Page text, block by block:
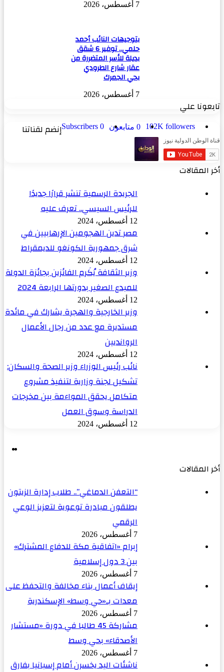
7 أغسطس، 2026
بتوجيهات النائب أحمد
حلمي.. توفير 6 شقق
بديلة للأسر المتضررة من
عقار شارع الطرودي
بحي الجمرك
7 أغسطس، 2026
تابعونا علي
102K followers
0 متابعون 0
Subscribersإنضم لقناتنا
أخر المقالات
الجريدة الرسمية تنشر قرارًا جديدًا
للرئيس السيسي.. تعرف عليه
12 أغسطس، 2024
مصر تدين الهجومين الإرهابيين في
شرق جمهورية الكونغو للديمقراط
12 أغسطس، 2024
وزير الثقافة يُكَرم الفائزين بجائزة الدولة
للمبدع الصغير بدورتها الرابعة 2024
12 أغسطس، 2024
وزير الخارجية والهجرة يشارك في مائدة
مستديرة مع عدد من رجال الأعمال
الروانديين
12 أغسطس، 2024
نائب رئيس الوزراء وزير الصحة والسكان:
تشكيل لجنة وزارية لتنفيذ مشروع
متكامل يحقق المواءمة بين مخرجات
الدراسة وسوق العمل
12 أغسطس، 2024
أخر المقالات
“التعفن الدماغي”.. طلاب إدارة الزيتون
يطلقون مبادرة توعوية لتعزيز الوعي
الرقمي
7 أغسطس، 2026
إبرام «اتفاقية مكة للدفاع المشترك»
بين 3 دول إسلامية
7 أغسطس، 2026
إيقاف أعمال بناء مخالفة والتحفظ على
معدات بـ«حي وسط» الإسكندرية
7 أغسطس، 2026
مشاركة 45 طالبا في دورة «مستشار
الأصدقاء» بحي وسط
7 أغسطس، 2026
ناشئات اليد يخسرن أمام إسبانيا بفارق